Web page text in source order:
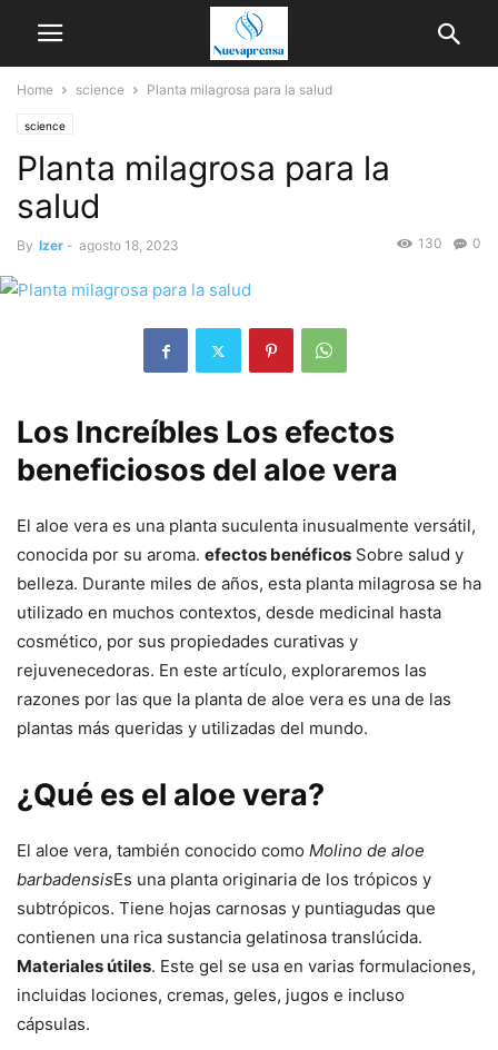
Home science Planta milagrosa para la salud
science
Planta milagrosa para la
salud
By Izer - agosto 18, 2023 0
130
Los Increíbles Los efectos
beneficiosos del aloe vera
El aloe vera es una planta suculenta inusualmente versátil,
conocida por su aroma. efectos benéficos Sobre salud y
belleza. Durante miles de años, esta planta milagrosa se ha
utilizado en muchos contextos, desde medicinal hasta
cosmético, por sus propiedades curativas y
rejuvenecedoras. En este artículo, exploraremos las
razones por las que la planta de aloe vera es una de las
plantas más queridas y utilizadas del mundo.
¿Qué es el aloe vera?
El aloe vera, también conocido como Molino de aloe
barbadensisEs una planta originaria de los trópicos y
subtrópicos. Tiene hojas carnosas y puntiagudas que
contienen una rica sustancia gelatinosa translúcida.
Materiales útiles. Este gel se usa en varias formulaciones,
incluidas lociones, cremas, geles, jugos e incluso
cápsulas.